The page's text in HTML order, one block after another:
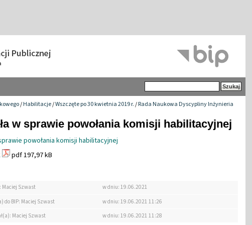
/Habilitacje/Wszczęte po 30 kwietnia 2019 r./Rada Naukowa Dyscypliny Inżynieria
w sprawie powołania komisji habilitacyjnej
powołania komisji habilitacyjnej
pdf 197,97 kB
Maciej Szwast
w dniu: 19.06.2021
do BIP: Maciej Szwast
w dniu: 19.06.2021 11:26
Maciej Szwast
w dniu: 19.06.2021 11:28